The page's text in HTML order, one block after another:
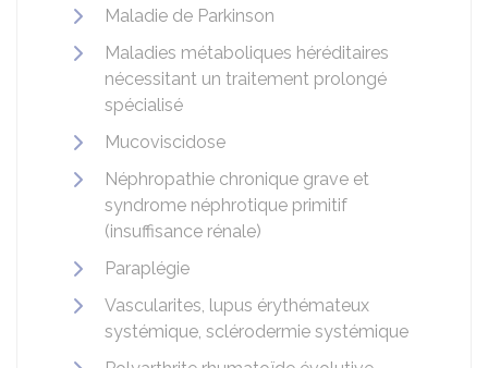
Maladie de Parkinson
Maladies métaboliques héréditaires
nécessitant un traitement prolongé
spécialisé
Mucoviscidose
Néphropathie chronique grave et
syndrome néphrotique primitif
(insuffisance rénale)
Paraplégie
Vascularites, lupus érythémateux
systémique, sclérodermie systémique